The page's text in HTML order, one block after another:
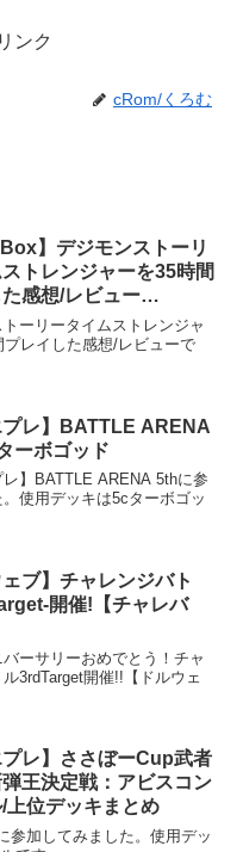
ンク
cRom/くろむ
】デジモンストーリ
トレンジャーを35時間
感想/レビュー
ーリータイムストレンジャ
プレイした感想/レビューで
プレ】BATTLE ARENA
ーボゴッド
レ】BATTLE ARENA 5thに参
使用デッキは5cターボゴッ
ェブ】チャレンジバト
開催!【チャレバ
ーサリーおめでとう！チャ
3rdTarget開催!!【ドルウェ
プレ】ささぼーCup武者
王決定戦：アビスコン
/上位デッキまとめ
参加してみました。使用デッ